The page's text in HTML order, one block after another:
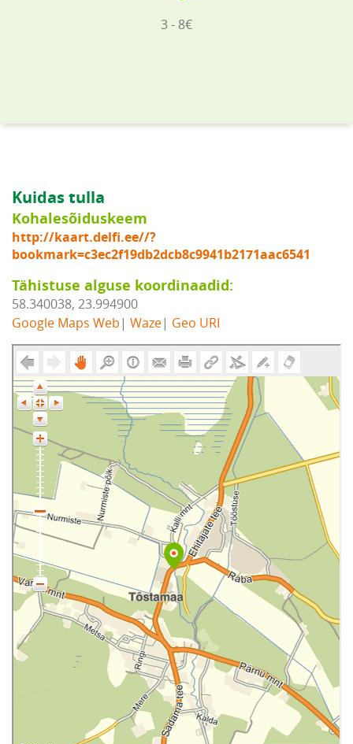
3 - 8€
Kuidas tulla
Kohalesõiduskeem
http://kaart.delfi.ee//?
bookmark=c3ec2f19db2dcb8c9941b2171aac6541
Tähistuse alguse koordinaadid:
58.340038, 23.994900
Google Maps Web | Waze| Geo URI